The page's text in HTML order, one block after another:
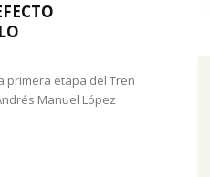
primera etapa del Tren
Manuel López